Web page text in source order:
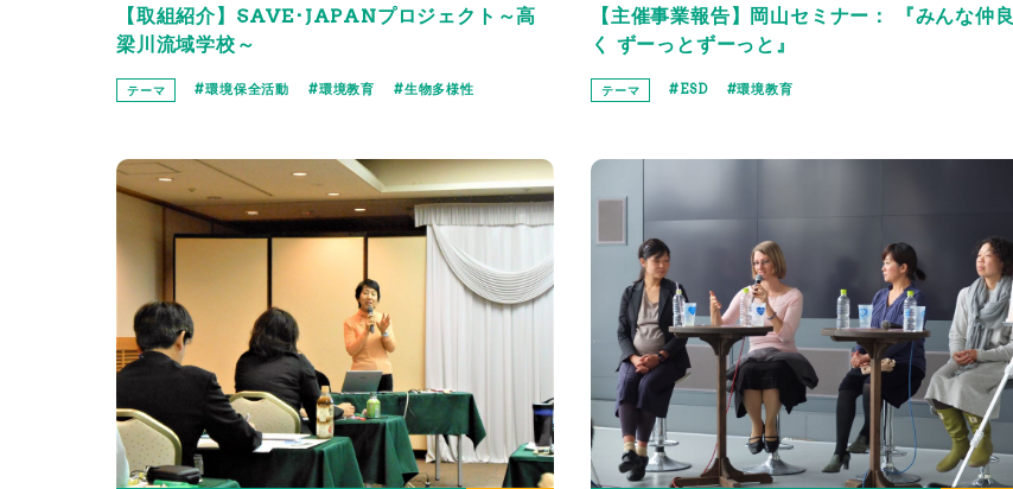
【取組紹介】SAVE･JAPANプロジェクト～高
梁川流域学校～
テーマ 環境保全活動 環境教育 生物多様性
【主催事業報告】岡山セミナー： 『みんな仲良
く ずーっとずーっと』
テーマ ESD 環境教育